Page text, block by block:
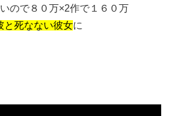
ので８０万×2作で１６０万
と死なない彼女に